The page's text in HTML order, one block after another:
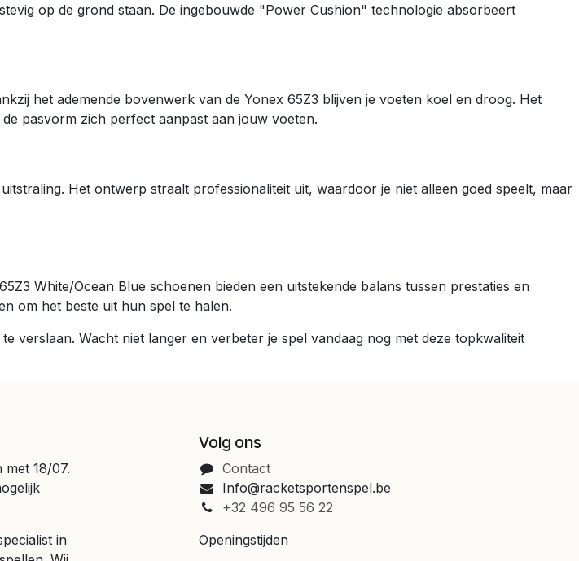
op de grond staan. De ingebouwde "Power Cushion" technologie absorbeert
het ademende bovenwerk van de Yonex 65Z3 blijven je voeten koel en droog. Het
pasvorm zich perfect aanpast aan jouw voeten.
Het ontwerp straalt professionaliteit uit, waardoor je niet alleen goed speelt, maar
White/Ocean Blue schoenen bieden een uitstekende balans tussen prestaties en
om het beste uit hun spel te halen.
verslaan. Wacht niet langer en verbeter je spel vandaag nog met deze topkwaliteit
18/07.
in
Volg ons
Contact
Info@racketsportenspel.be
+32 496 95 56 22
Openingstijden